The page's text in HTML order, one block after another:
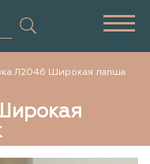
Л2046 Широкая лапша